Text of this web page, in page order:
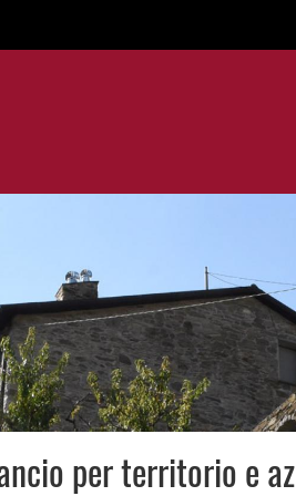
per territorio e